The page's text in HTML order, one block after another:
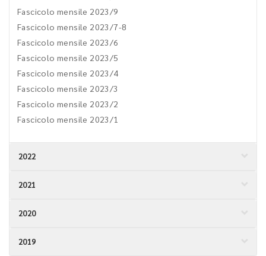
Fascicolo mensile 2023/9
Fascicolo mensile 2023/7-8
Fascicolo mensile 2023/6
Fascicolo mensile 2023/5
Fascicolo mensile 2023/4
Fascicolo mensile 2023/3
Fascicolo mensile 2023/2
Fascicolo mensile 2023/1
2022
2021
2020
2019